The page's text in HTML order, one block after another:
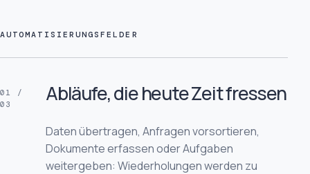
AUTOMATISIERUNGSFELDER
01 /
03
Abläufe, die heute Zeit fressen
Daten übertragen, Anfragen vorsortieren,
Dokumente erfassen oder Aufgaben
weitergeben: Wiederholungen werden zu